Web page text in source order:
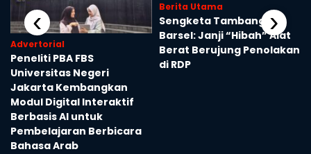
Advertorial
Peneliti PBA FBS
Universitas Negeri
Jakarta Kembangkan
Modul Digital Interaktif
Berbasis AI untuk
Pembelajaran Berbicara
Bahasa Arab
Berita Utama
Sengketa Tambang
Barsel: Janji “Hibah” Alat
Berat Berujung Penolakan
di RDP
‹ ›